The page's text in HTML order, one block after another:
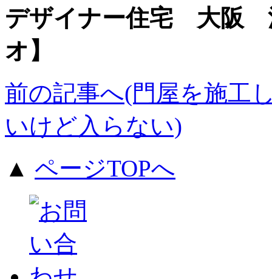
デザイナー住宅 大阪
オ】
前の記事へ(門屋を施工
いけど入らない)
▲ ページTOPへ